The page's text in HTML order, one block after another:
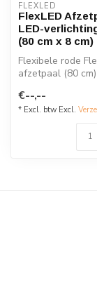
FLEXLED
FlexLED
LED-
(80 cm x 8 cm)
Flexibele rode
afzetpaal (80
reflecteren...
€--,--
* Excl. btw Excl.